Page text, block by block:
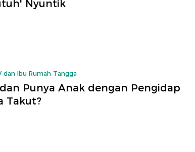
Nyuntik
dan Ibu Rumah Tangga
Punya Anak dengan Pengidap
Takut?